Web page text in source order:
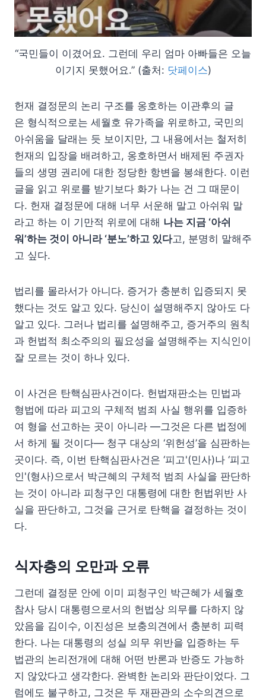
“국민들이 이겼어요. 그런데 우리 엄마 아빠들은 오늘
이기지 못했어요.” (출처: 닷페이스)
헌재 결정문의 논리 구조를 옹호하는 이관후의 글
은 형식적으로는 세월호 유가족을 위로하고, 국민의
아쉬움을 달래는 듯 보이지만, 그 내용에서는 철저히
헌재의 입장을 배려하고, 옹호하면서 배제된 주권자
들의 생명 권리에 대한 정당한 항변을 봉쇄한다. 이런
글을 읽고 위로를 받기보다 화가 나는 건 그 때문이
다. 헌재 결정문에 대해 너무 서운해 말고 아쉬워 말
라고 하는 이 기만적 위로에 대해 나는 지금 ‘아쉬
워’하는 것이 아니라 ‘분노’하고 있다고, 분명히 말해주
고 싶다.
법리를 몰라서가 아니다. 증거가 충분히 입증되지 못
했다는 것도 알고 있다. 당신이 설명해주지 않아도 다
알고 있다. 그러나 법리를 설명해주고, 증거주의 원칙
과 헌법적 최소주의의 필요성을 설명해주는 지식인이
잘 모르는 것이 하나 있다.
이 사건은 탄핵심판사건이다. 헌법재판소는 민법과
형법에 따라 피고의 구체적 범죄 사실 행위를 입증하
여 형을 선고하는 곳이 아니라 —그것은 다른 법정에
서 하게 될 것이다— 청구 대상의 ‘위헌성’을 심판하는
곳이다. 즉, 이번 탄핵심판사건은 ‘피고'(민사)나 ‘피고
인'(형사)으로서 박근혜의 구체적 범죄 사실을 판단하
는 것이 아니라 피청구인 대통령에 대한 헌법위반 사
실을 판단하고, 그것을 근거로 탄핵을 결정하는 것이
다.
식자층의 오만과 오류
그런데 결정문 안에 이미 피청구인 박근혜가 세월호
참사 당시 대통령으로서의 헌법상 의무를 다하지 않
았음을 김이수, 이진성은 보충의견에서 충분히 피력
한다. 나는 대통령의 성실 의무 위반을 입증하는 두
법관의 논리전개에 대해 어떤 반론과 반증도 가능하
지 않았다고 생각한다. 완벽한 논리와 판단이었다. 그
럼에도 불구하고, 그것은 두 재판관의 소수의견으로